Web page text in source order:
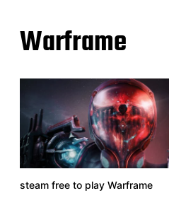
Warframe
steam free to play Warframe